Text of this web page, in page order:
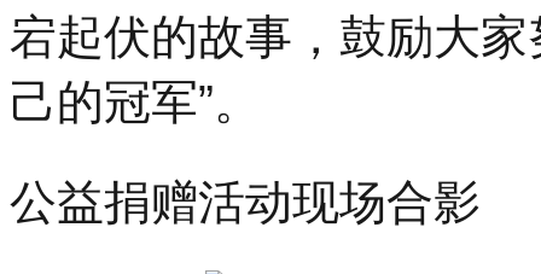
宕起伏的故事，鼓励大
己的冠军”。
公益捐赠活动现场合影